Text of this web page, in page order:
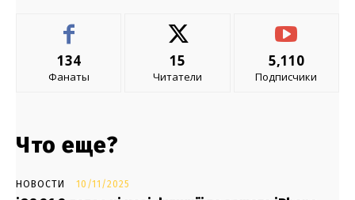
134
Фанаты
15
Читатели
5,110
Подписчики
Что еще?
НОВОСТИ 10/11/2025